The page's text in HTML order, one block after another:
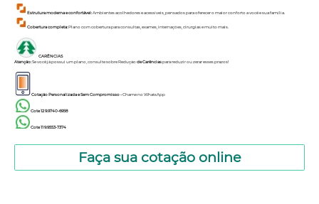
Estrutura moderna e confortável:Ambientes acolhedores e acessíveis, pensados para oferecer o maior conforto a você e sua família.
Cobertura completa:Plano com cobertura para consultas, exames, internações, cirurgias e muito mais.
CARÊNCIAS
Atenção:Se você já possui um plano, consulte sobre Reduçãode Carênciaspara reduzir ou zerar esses prazos!
Cotação Personalizada e Sem Compromisso -Chame noWhatsApp
Cote 12 9.9740-6958
Cote 11 9.9553-7374
Faça sua cotação online